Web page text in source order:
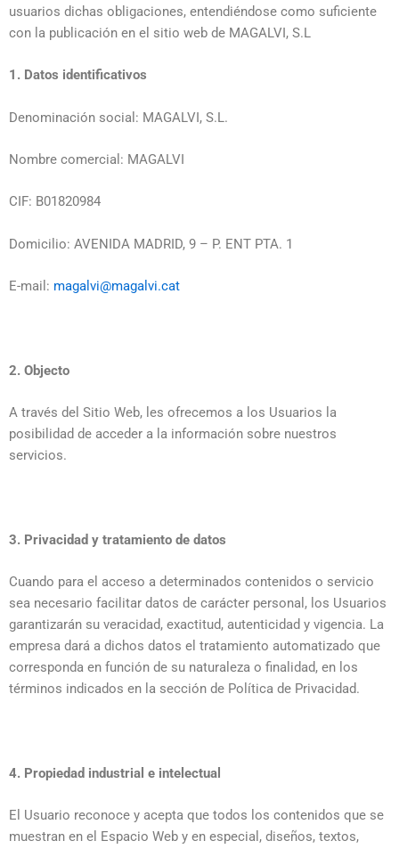
usuarios dichas obligaciones, entendiéndose como suficiente
con la publicación en el sitio web de MAGALVI, S.L
1. Datos identificativos
Denominación social: MAGALVI, S.L.
Nombre comercial: MAGALVI
CIF: B01820984
Domicilio: AVENIDA MADRID, 9 – P. ENT PTA. 1
E-mail: magalvi@magalvi.cat
2. Objecto
A través del Sitio Web, les ofrecemos a los Usuarios la
posibilidad de acceder a la información sobre nuestros
servicios.
3. Privacidad y tratamiento de datos
Cuando para el acceso a determinados contenidos o servicio
sea necesario facilitar datos de carácter personal, los Usuarios
garantizarán su veracidad, exactitud, autenticidad y vigencia. La
empresa dará a dichos datos el tratamiento automatizado que
corresponda en función de su naturaleza o finalidad, en los
términos indicados en la sección de Política de Privacidad.
4. Propiedad industrial e intelectual
El Usuario reconoce y acepta que todos los contenidos que se
muestran en el Espacio Web y en especial, diseños, textos,